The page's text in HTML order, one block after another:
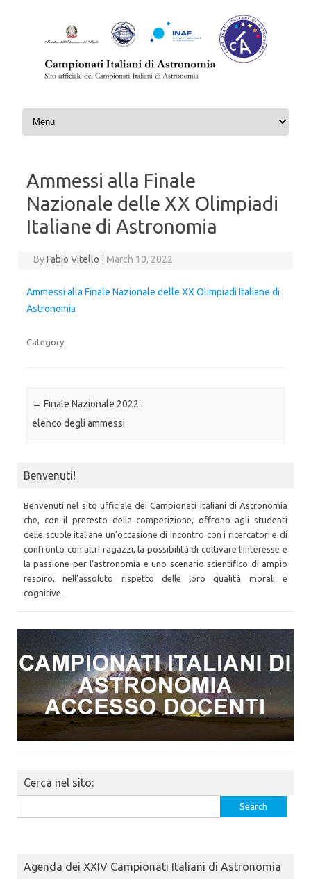
Skip to content
Ammessi alla Finale
Nazionale delle XX Olimpiadi
Italiane di Astronomia
ByFabio Vitello March 10, 2022
Ammessi alla Finale Nazionale delle XX Olimpiadi Italiane di
Astronomia
Category:
Post navigation
← Finale Nazionale 2022:
elenco degli ammessi
Benvenuti!
Benvenuti nel sito ufficiale dei Campionati Italiani di Astronomia
che, con il pretesto della competizione, offrono agli studenti
delle scuole italiane un’occasione di incontro con i ricercatori e di
confronto con altri ragazzi, la possibilità di coltivare l’interesse e
la passione per l’astronomia e uno scenario scientifico di ampio
respiro, nell’assoluto rispetto delle loro qualità morali e
cognitive.
Cerca nel sito:
for:
Agenda dei XXIV Campionati Italiani di Astronomia